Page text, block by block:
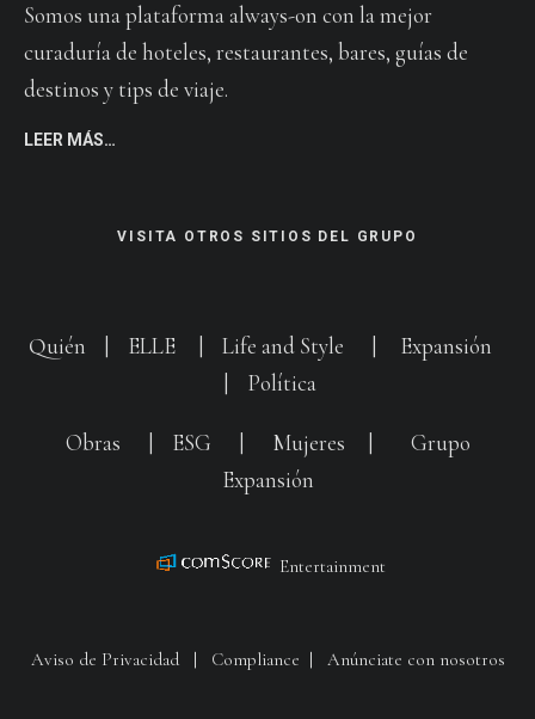
Somos una plataforma always-on con la mejor
curaduría de hoteles, restaurantes, bares, guías de
destinos y tips de viaje.
LEER MÁS…
VISITA OTROS SITIOS DEL GRUPO
Quién ELLE Life and Style
Expansión
Política
Obras ESG Mujeres
Grupo
Expansión
Entertainment
Aviso de Privacidad| Compliance Anúnciate con nosotros